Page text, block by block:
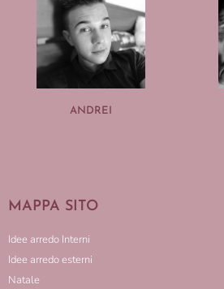
ANDREI
MAPPA SITO
Idee arredo Interni
Idee arredo esterni
Natale